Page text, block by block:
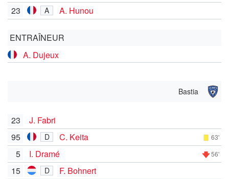
23
A A. Hunou
ENTRAÎNEUR
A. Dujeux
Bastia
23
J. Fabri
95
D C. Keita 63'
5 I. Dramé 56'
15 D
F. Bohnert